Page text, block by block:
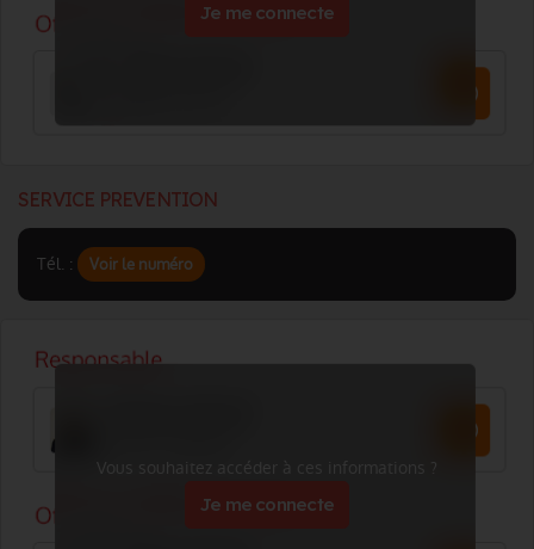
Je me connecte
SERVICE PREVENTION
Tél. : Voir le numéro
Vous souhaitez accéder à ces informations ?
Je me connecte